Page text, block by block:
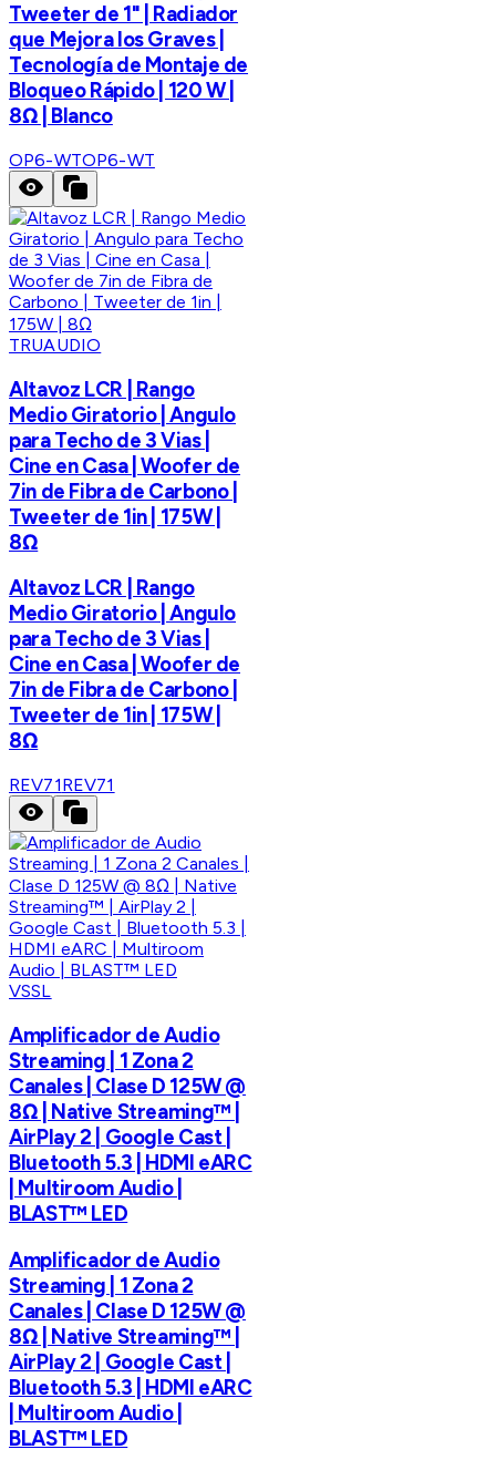
Tweeter de 1" | Radiador
que Mejora los Graves |
Tecnología de Montaje de
Bloqueo Rápido | 120 W |
8Ω | Blanco
OP6-WTOP6-WT
TRUAUDIO
Altavoz LCR | Rango
Medio Giratorio | Angulo
para Techo de 3 Vias |
Cine en Casa | Woofer de
7in de Fibra de Carbono |
Tweeter de 1in | 175W |
8Ω
Altavoz LCR | Rango
Medio Giratorio | Angulo
para Techo de 3 Vias |
Cine en Casa | Woofer de
7in de Fibra de Carbono |
Tweeter de 1in | 175W |
8Ω
REV71REV71
VSSL
Amplificador de Audio
Streaming | 1 Zona 2
Canales | Clase D 125W @
8Ω | Native Streaming™ |
AirPlay 2 | Google Cast |
Bluetooth 5.3 | HDMI eARC
| Multiroom Audio |
BLAST™ LED
Amplificador de Audio
Streaming | 1 Zona 2
Canales | Clase D 125W @
8Ω | Native Streaming™ |
AirPlay 2 | Google Cast |
Bluetooth 5.3 | HDMI eARC
| Multiroom Audio |
BLAST™ LED